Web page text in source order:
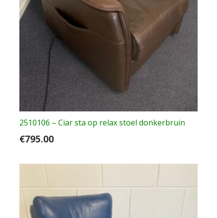
2510106 – Ciar sta op relax stoel donkerbruin
€795.00